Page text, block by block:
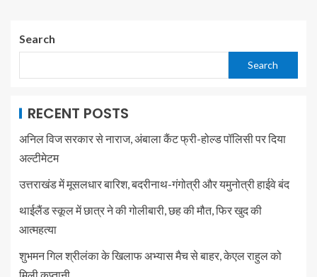
Search
Search
RECENT POSTS
अनिल विज सरकार से नाराज, अंबाला कैंट फ्री-होल्ड पॉलिसी पर दिया
अल्टीमेटम
उत्तराखंड में मूसलधार बारिश, बदरीनाथ-गंगोत्री और यमुनोत्री हाईवे बंद
थाईलैंड स्कूल में छात्र ने की गोलीबारी, छह की मौत, फिर खुद की
आत्महत्या
शुभमन गिल श्रीलंका के खिलाफ अभ्यास मैच से बाहर, केएल राहुल को
मिली कप्तानी